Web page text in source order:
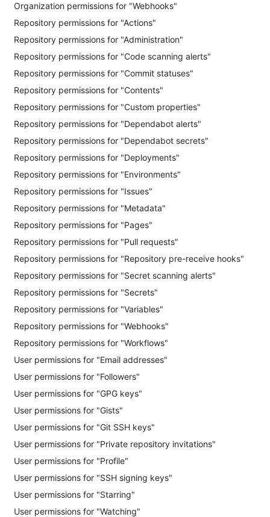
Organization permissions for "Webhooks"
Repository permissions for "Actions"
Repository permissions for "Administration"
Repository permissions for "Code scanning alerts"
Repository permissions for "Commit statuses"
Repository permissions for "Contents"
Repository permissions for "Custom properties"
Repository permissions for "Dependabot alerts"
Repository permissions for "Dependabot secrets"
Repository permissions for "Deployments"
Repository permissions for "Environments"
Repository permissions for "Issues"
Repository permissions for "Metadata"
Repository permissions for "Pages"
Repository permissions for "Pull requests"
Repository permissions for "Repository pre-receive hooks"
Repository permissions for "Secret scanning alerts"
Repository permissions for "Secrets"
Repository permissions for "Variables"
Repository permissions for "Webhooks"
Repository permissions for "Workflows"
User permissions for "Email addresses"
User permissions for "Followers"
User permissions for "GPG keys"
User permissions for "Gists"
User permissions for "Git SSH keys"
User permissions for "Private repository invitations"
User permissions for "Profile"
User permissions for "SSH signing keys"
User permissions for "Starring"
User permissions for "Watching"